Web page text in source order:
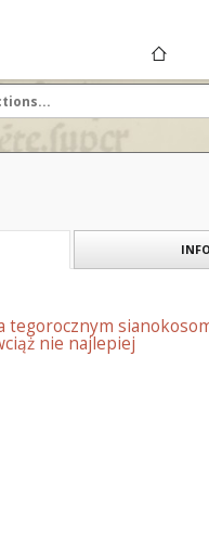
tegorocznym
nie najlepiej